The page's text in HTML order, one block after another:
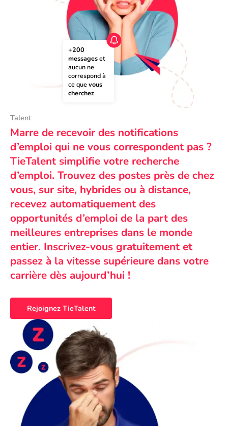
+200
messages et
aucun ne
correspond à
ce que vous
cherchez
Talent
Marre de recevoir des notifications
d’emploi qui ne vous correspondent pas ?
TieTalent simplifie votre recherche
d’emploi. Trouvez des postes près de chez
vous, sur site, hybrides ou à distance,
recevez automatiquement des
opportunités d’emploi de la part des
meilleures entreprises dans le monde
entier. Inscrivez-vous gratuitement et
passez à la vitesse supérieure dans votre
carrière dès aujourd’hui !
Rejoignez TieTalent